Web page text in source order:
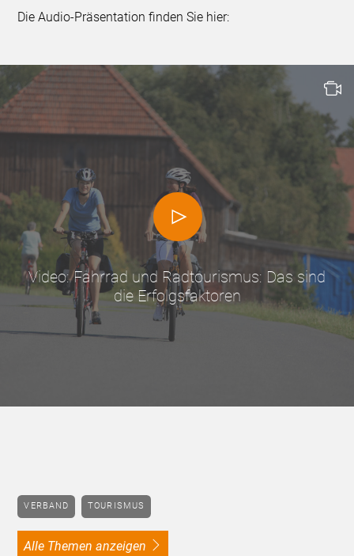
Die Audio-Präsentation finden Sie hier:
Video: Fahrrad und Radtourismus: Das sind
die Erfolgsfaktoren
VERBAND TOURISMUS
alle Themen anzeigen